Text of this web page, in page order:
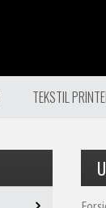
TEKSTIL